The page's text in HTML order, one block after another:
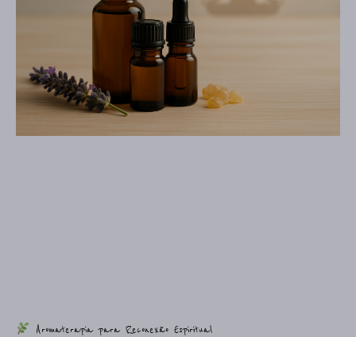
Aromaterapia para Reconexão Espiritual